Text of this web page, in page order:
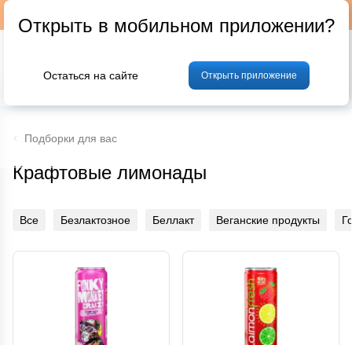
Фрукты и овощи Мясо Птица
Подборки для вас
Крафтовые лимонады
Все Безлактозное Беллакт Веганские продукты
Открыть в мобильном приложении?
Остаться на сайте Открыть приложение